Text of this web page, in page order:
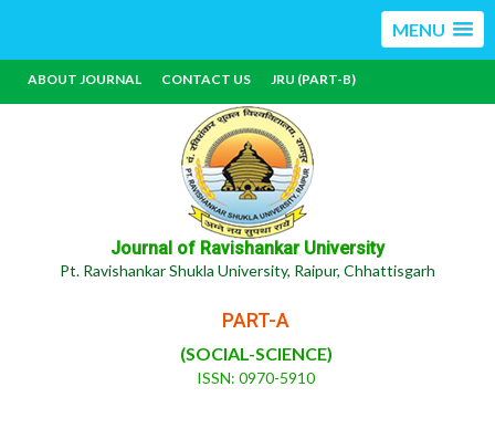
MENU
ABOUT JOURNAL CONTACT US JRU (PART-B)
Journal of Ravishankar University
Pt. Ravishankar Shukla University, Raipur, Chhattisgarh
PART-A
(SOCIAL-SCIENCE)
ISSN: 0970-5910